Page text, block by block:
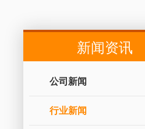
新闻资讯
公司新闻
行业新闻